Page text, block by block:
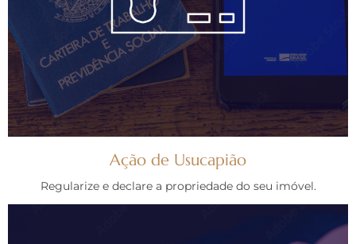
Ação de Usucapião
Regularize e declare a propriedade do seu imóvel.